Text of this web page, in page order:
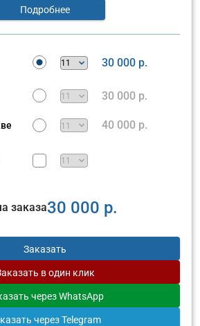
Подробнее
30 000 р.
30 000 р.
40 000 р.
заказа30 000 р.
Заказать
в один клик
через WhatsApp
через Telegram